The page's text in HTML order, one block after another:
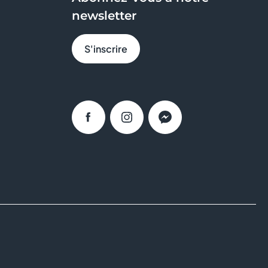
newsletter
S'inscrire
FacebookInstagramMessenger